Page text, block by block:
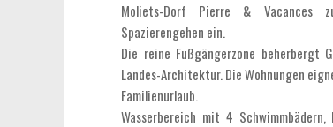
Moliets-Dorf Pierre & Vacances
Spazierengehen ein.
Die reine Fußgängerzone beherbergt
Landes-Architektur. Die Wohnungen
Familienurlaub.
Wasserbereich mit 4